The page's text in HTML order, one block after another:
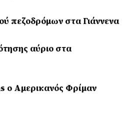
πεζοδρόμων στα Γιάννενα
αύριο στα
ο Αμερικανός Φρίμαν